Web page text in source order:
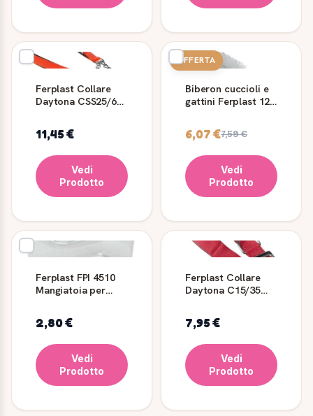
Ferplast Collare
Daytona CSS25/60
11,45 €
Vedi
Prodotto
OFFERTA
Biberon cuccioli e
gattini Ferplast 120
6,07 €7,59 €
Vedi
Prodotto
Ferplast FPI 4510
Mangiatoia per
2,80 €
Vedi
Prodotto
Ferplast Collare
Daytona C15/35
7,95 €
Vedi
Prodotto